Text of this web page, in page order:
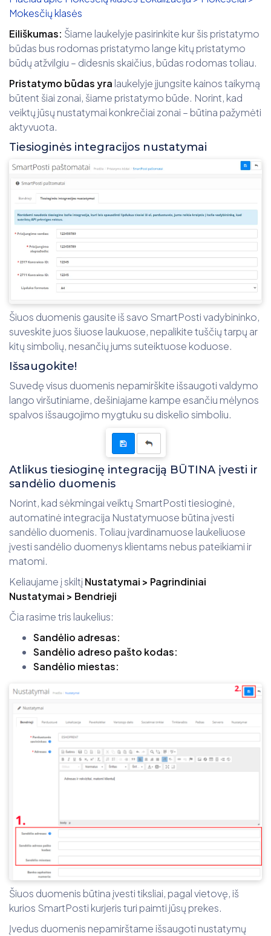
Mokesčių klasės
Eiliškumas: Šiame laukelyje pasirinkite kur šis pristatymo
būdas bus rodomas pristatymo lange kitų pristatymo
būdų atžvilgiu – didesnis skaičius, būdas rodomas toliau.
Pristatymo būdas yra laukelyje įjungsite kainos taikymą
būtent šiai zonai, šiame pristatymo būde. Norint, kad
veiktų jūsų nustatymai konkrečiai zonai – būtina pažymėti
aktyvuota.
Tiesioginės integracijos nustatymai
Šiuos duomenis gausite iš savo SmartPosti vadybininko,
suveskite juos šiuose laukuose, nepalikite tuščių tarpų ar
kitų simbolių, nesančių jums suteiktuose koduose.
Išsaugokite!
Suvedę visus duomenis nepamirškite išsaugoti valdymo
lango viršutiniame, dešiniajame kampe esančiu mėlynos
spalvos išsaugojimo mygtuku su diskelio simboliu.
Atlikus tiesioginę integraciją BŪTINA įvesti ir
sandėlio duomenis
Norint, kad sėkmingai veiktų SmartPosti tiesioginė,
automatinė integracija Nustatymuose būtina įvesti
sandėlio duomenis. Toliau įvardinamuose laukeliuose
įvesti sandėlio duomenys klientams nebus pateikiami ir
matomi.
Keliaujame į skiltįNustatymai > Pagrindiniai
Nustatymai > Bendrieji
Čia rasime tris laukelius:
Sandėlio adresas:
Sandėlio adreso pašto kodas:
Sandėlio miestas:
Šiuos duomenis būtina įvesti tiksliai, pagal vietovę, iš
kurios SmartPosti kurjeris turi paimti jūsų prekes.
Įvedus duomenis nepamirštame išsaugoti nustatymų